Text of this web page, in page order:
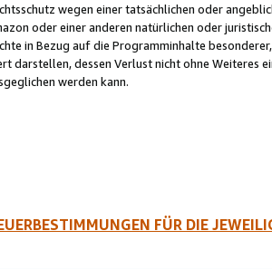
wegen einer tatsächlichen oder
oder einer anderen natürlichen oder
in Bezug auf die Programminhalte
darstellen, dessen Verlust nicht ohne Weiteres
werden kann.
FÜR DIE